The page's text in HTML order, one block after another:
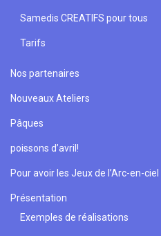
Samedis CREATIFS pour tous
Tarifs
Nos partenaires
Nouveaux Ateliers
Pâques
poissons d’avril!
Pour avoir les Jeux de l’Arc-en-ciel
Présentation
Exemples de réalisations